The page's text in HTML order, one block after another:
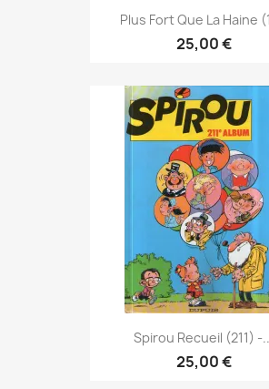
Plus Fort Que La Haine
25,00 €
Spirou Recueil (211) -
25,00 €